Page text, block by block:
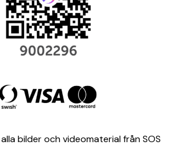
bilder och videomaterial från SOS